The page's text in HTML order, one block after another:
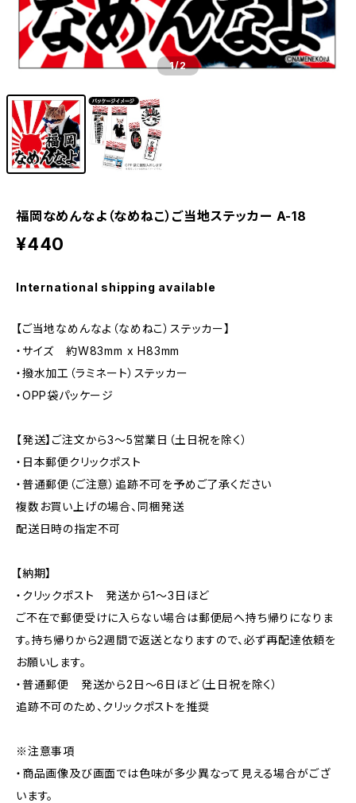
1/2
福岡なめんなよ（なめねこ）ご当地ステッカー A-18
¥440
International shipping available
【ご当地なめんなよ（なめねこ）ステッカー】
・サイズ 約W83mm x H83mm
・撥水加工（ラミネート）ステッカー
・OPP袋パッケージ
【発送】ご注文から3〜5営業日（土日祝を除く）
・日本郵便クリックポスト
・普通郵便（ご注意）追跡不可を予めご了承ください
複数お買い上げの場合、同梱発送
配送日時の指定不可
【納期】
・クリックポスト 発送から1〜3日ほど
ご不在で郵便受けに入らない場合は郵便局へ持ち帰りになりま
す。持ち帰りから2週間で返送となりますので、必ず再配達依頼を
お願いします。
・普通郵便 発送から2日〜6日ほど（土日祝を除く）
追跡不可のため、クリックポストを推奨
※注意事項
・商品画像及び画面では色味が多少異なって見える場合がござ
います。